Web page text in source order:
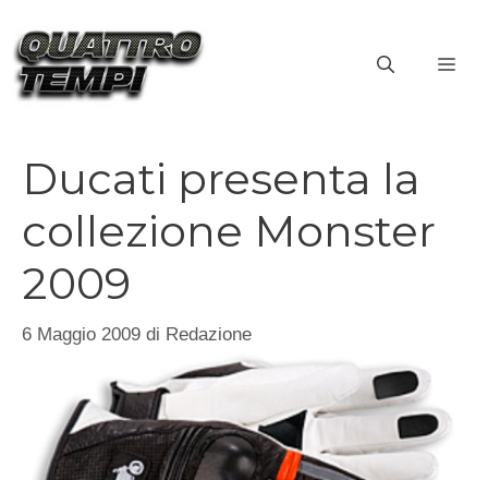
contenuto
Ducati presenta la
collezione Monster
2009
6 Maggio 2009 di Redazione